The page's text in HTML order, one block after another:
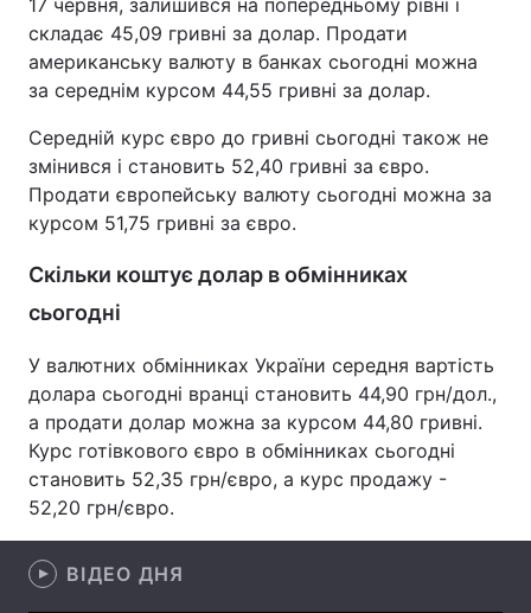
Спорт Наука
Техно і зв'язок
Зброя Інциденти
Здоров'я Туризм
Цікавинки
Екологія Регіони
Лонгріди
Відео з Youtube Статті
Інтерв'ю Думки
Архів
17 червня, залишився на попередньому рівні і
складає 45,09 гривні за долар. Продати
американську валюту в банках сьогодні можна
за середнім курсом 44,55 гривні за долар.
Середній курс євро до гривні сьогодні також не
змінився і становить 52,40 гривні за євро.
Продати європейську валюту сьогодні можна за
курсом 51,75 гривні за євро.
Скільки коштує долар в обмінниках
сьогодні
У валютних обмінниках України середня вартість
долара сьогодні вранці становить 44,90 грн/дол.,
а продати долар можна за курсом 44,80 гривні.
Курс готівкового євро в обмінниках сьогодні
становить 52,35 грн/євро, а курс продажу -
52,20 грн/євро.
ВІДЕО ДНЯ